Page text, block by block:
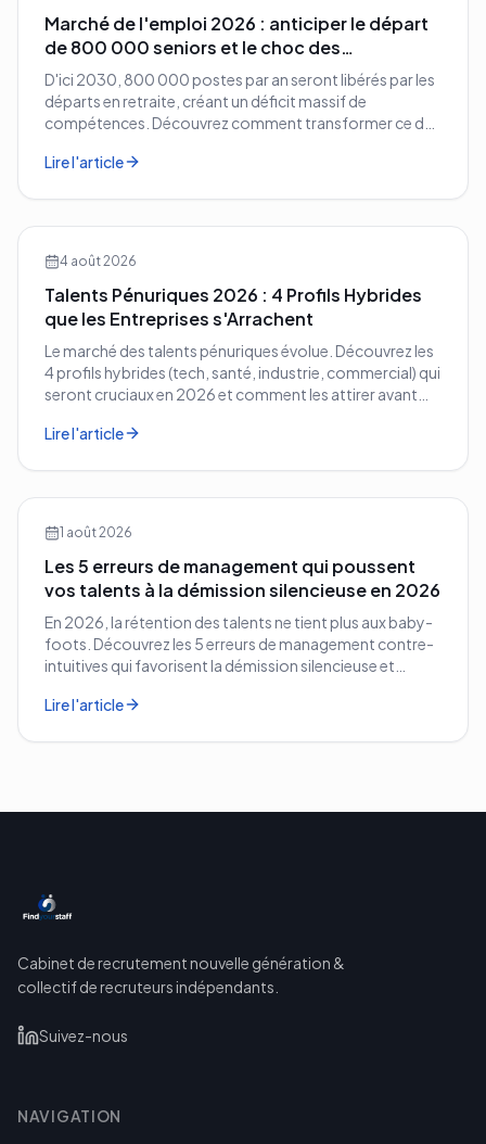
Marché de l'emploi 2026 : anticiper le départ
de 800 000 seniors et le choc des
compétences
D'ici 2030, 800 000 postes par an seront libérés par les
départs en retraite, créant un déficit massif de
compétences. Découvrez comment transformer ce défi
entreprise.
Lire l'article
4 août 2026
Talents Pénuriques 2026 : 4 Profils Hybrides
que les Entreprises s'Arrachent
Le marché des talents pénuriques évolue. Découvrez les
4 profils hybrides (tech, santé, industrie, commercial) qui
seront cruciaux en 2026 et comment les attirer avant
Lire l'article
1 août 2026
Les 5 erreurs de management qui poussent
vos talents à la démission silencieuse en 2026
En 2026, la rétention des talents ne tient plus aux baby-
foots. Découvrez les 5 erreurs de management contre-
intuitives qui favorisent la démission silencieuse et
Lire l'article
Cabinet de recrutement nouvelle génération &
collectif de recruteurs indépendants.
Suivez-nous
NAVIGATION